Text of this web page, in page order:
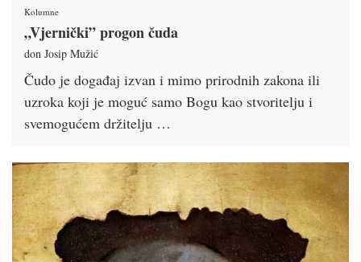
Kolumne
„Vjernički” progon čuda
don Josip Mužić
Čudo je događaj izvan i mimo prirodnih zakona ili
uzroka koji je moguć samo Bogu kao stvoritelju i
svemogućem držitelju …